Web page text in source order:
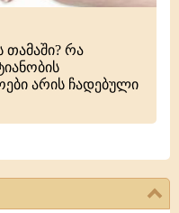
თამაში? რა
არის ჩადებული